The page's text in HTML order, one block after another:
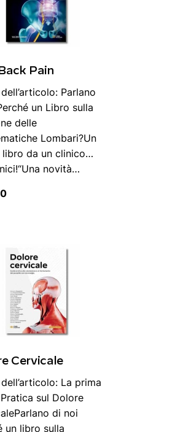
Pain
Parlano
un Libro sulla
delle
Lombari?Un
da un clinico…
novità…
Cervicale
La prima
sul Dolore
di noi
un libro sulla